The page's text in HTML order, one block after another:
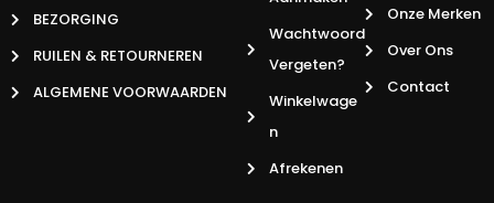
BEZORGING
RUILEN & RETOURNEREN
ALGEMENE VOORWAARDEN
Wachtwoord
Vergeten?
Winkelwage
N
Afrekenen
Onze Merken
Over Ons
Contact